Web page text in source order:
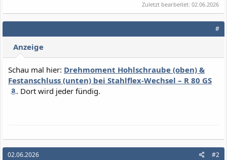
Zuletzt bearbeitet: 02.06.2026
#
Anzeige
Schau mal hier: Drehmoment Hohlschraube (oben) &
Festanschluss (unten) bei Stahlflex-Wechsel – R 80 GS
. Dort wird jeder fündig.
02.06.2026 #2